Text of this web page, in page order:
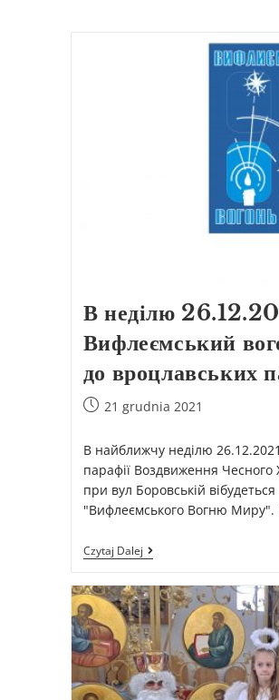
В неділю
Вифлеємський
до вроцлавських
21 grudnia 2021
В найближчу неділю
парафії Воздвиження Чесного
при вул Боровській
"Вифлеємського Вогню Миру".
Czytaj Dalej